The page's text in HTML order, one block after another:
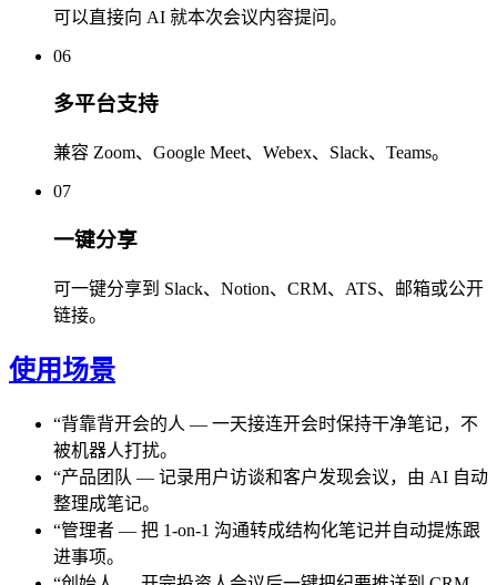
可以直接向 AI 就本次会议内容提问。
06
多平台支持
兼容 Zoom、Google Meet、Webex、Slack、Teams。
07
一键分享
可一键分享到 Slack、Notion、CRM、ATS、邮箱或公开
链接。
使用场景
“背靠背开会的人 — 一天接连开会时保持干净笔记，不
被机器人打扰。
“产品团队 — 记录用户访谈和客户发现会议，由 AI 自动
整理成笔记。
“管理者 — 把 1-on-1 沟通转成结构化笔记并自动提炼跟
进事项。